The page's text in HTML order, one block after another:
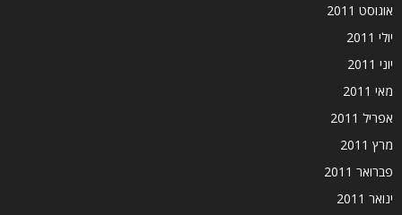
אוגוסט 2011
יולי 2011
יוני 2011
מאי 2011
אפריל 2011
מרץ 2011
פברואר 2011
ינואר 2011